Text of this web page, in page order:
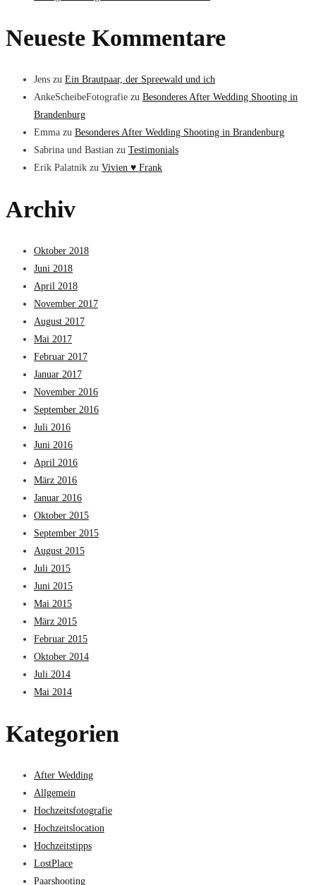
Neueste Kommentare
Jens zu Ein Brautpaar, der Spreewald und ich
AnkeScheibeFotografie zu Besonderes After Wedding Shooting in
Brandenburg
Emma zu Besonderes After Wedding Shooting in Brandenburg
Sabrina und Bastian zu Testimonials
Erik Palatnik zu Vivien ♥ Frank
Archiv
Oktober 2018
Juni 2018
April 2018
November 2017
August 2017
Mai 2017
Februar 2017
Januar 2017
November 2016
September 2016
Juli 2016
Juni 2016
April 2016
März 2016
Januar 2016
Oktober 2015
September 2015
August 2015
Juli 2015
Juni 2015
Mai 2015
März 2015
Februar 2015
Oktober 2014
Juli 2014
Mai 2014
Kategorien
After Wedding
Allgemein
Hochzeitsfotografie
Hochzeitslocation
Hochzeitstipps
LostPlace
Paarshooting